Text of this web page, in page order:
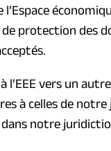
protection des
vers un
à celles de
notre